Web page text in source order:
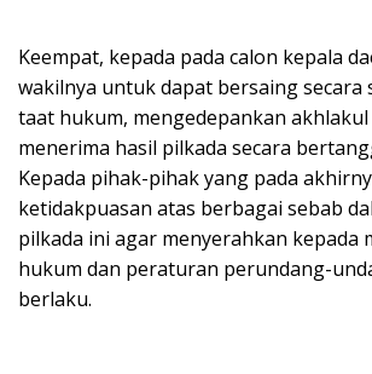
Keempat, kepada pada calon kepala
wakilnya untuk dapat bersaing secara
taat hukum, mengedepankan
menerima hasil pilkada secara
Kepada pihak-pihak yang pada
ketidakpuasan atas berbagai sebab
pilkada ini agar menyerahkan kepada
hukum dan peraturan perundang-
berlaku.